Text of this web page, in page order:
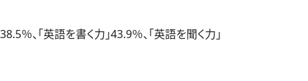
、「英語を書く力」43.9％、「英語を聞く力」